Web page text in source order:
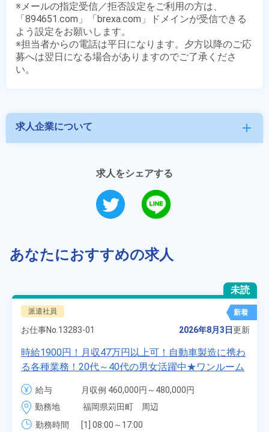
※メールの指定受信／拒否設定をご利用の方は、
「894651.com」「brexa.com」ドメインが受信できる
よう設定をお願いします。
※担当者からの電話は平日になります。夕方以降のご応
募へは翌日になる場合がありますのでご了承くださ
求人企業について add
求人をシェアする
あなたにおすすめの求人
未読
派遣社員 新着
お仕事No. 13283-01 2026年8月3日更新
時給1900円！月収47万円以上可！自動車製造に携わ
る各種業務！20代～40代の男女活躍中★ワンルーム
寮無料！マイカー通勤OK！無料駐車場あり！赴任旅
費会社負担！社員食堂あり！日払いあり！土日休
み！特別賞与90万円支給！《福岡県京都郡苅田町》
給与
月収例 460,000円～480,000円
時給 1,900円～1,900円
勤務地
福岡県苅田町　周辺
勤務時間
[1] 08:00～17:00